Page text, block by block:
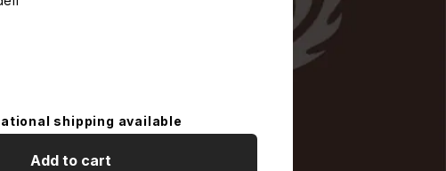
shipping available
Add to cart